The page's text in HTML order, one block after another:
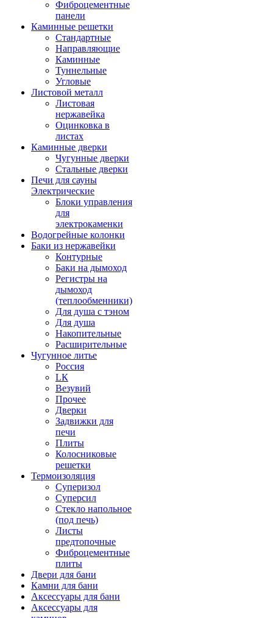
Фиброцементные
панели
Каминные решетки
Стандартные
Направляющие
Каминные
Туннельные
Угловые
Листовой металл
Листовая
нержавейка
Оцинковка в
листах
Каминные дверки
Чугунные дверки
Стальные дверки
Печи для сауны
Электрические
Блоки управления
для
электрокаменки
Водогрейные колонки
Баки из нержавейки
Контурные
Баки на дымоход
Регистры на
дымоход
(теплообменники)
Для душа с тэном
Для душа
Накопительные
Расширительные
Чугунное литье
Россия
LК
Везувий
Прочее
Дверки
Задвижки для
печи
Плиты
Колосниковые
решетки
Термоизоляция
Суперизол
Суперсил
Стекло напольное
(под печь)
Листы
предтопочные
Фиброцементные
плиты
Двери для бани
Камни для бани
Аксессуары для бани
Аксессуары для